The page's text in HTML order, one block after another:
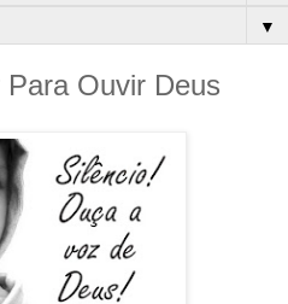
▼
Ouvir Deus